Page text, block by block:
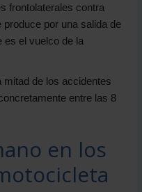
frontolaterales contra
por una salida de
es el vuelco de la
de los accidentes
entre las 8
en los